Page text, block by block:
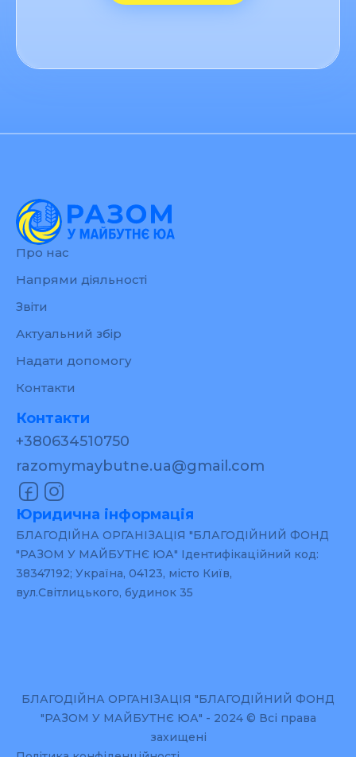
Про нас
Напрями діяльності
Звіти
Актуальний збір
Надати допомогу
Контакти
Контакти
+380634510750
razomymaybutne.ua@gmail.com
Юридична інформація
БЛАГОДІЙНА ОРГАНІЗАЦІЯ "БЛАГОДІЙНИЙ ФОНД
"РАЗОМ У МАЙБУТНЄ ЮА" Ідентифікаційний код:
38347192; Україна, 04123, місто Київ,
вул.Світлицького, будинок 35
БЛАГОДІЙНА ОРГАНІЗАЦІЯ "БЛАГОДІЙНИЙ ФОНД
"РАЗОМ У МАЙБУТНЄ ЮА" - 2024 © Всі права
захищені